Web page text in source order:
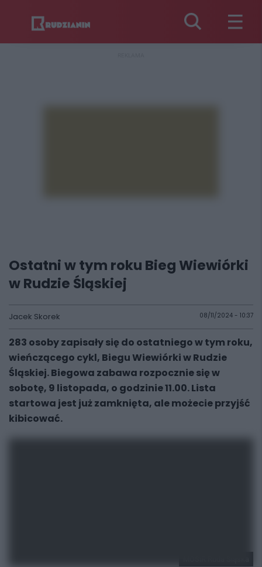
Ostatni w tym roku Bieg Wiewiórki
w Rudzie Śląskiej
Jacek Skorek 08/11/2024 - 10:37
283 osoby zapisały się do ostatniego w tym roku,
wieńczącego cykl, Biegu Wiewiórki w Rudzie
Śląskiej. Biegowa zabawa rozpocznie się w
sobotę, 9 listopada, o godzinie 11.00. Lista
startowa jest już zamknięta, ale możecie przyjść
kibicować.